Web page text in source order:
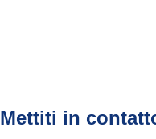
Mettiti in